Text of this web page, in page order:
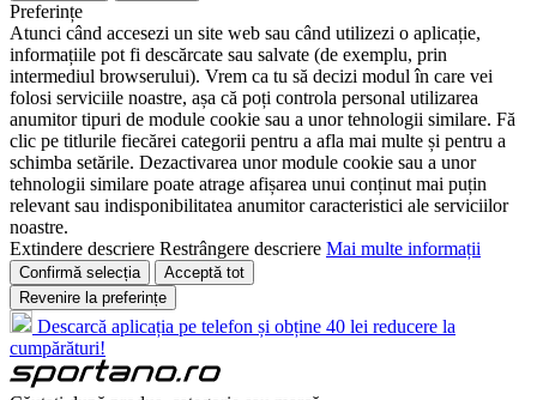
Preferințe
Atunci când accesezi un site web sau când utilizezi o aplicație,
informațiile pot fi descărcate sau salvate (de exemplu, prin
intermediul browserului). Vrem ca tu să decizi modul în care vei
folosi serviciile noastre, așa că poți controla personal utilizarea
anumitor tipuri de module cookie sau a unor tehnologii similare. Fă
clic pe titlurile fiecărei categorii pentru a afla mai multe și pentru a
schimba setările. Dezactivarea unor module cookie sau a unor
tehnologii similare poate atrage afișarea unui conținut mai puțin
relevant sau indisponibilitatea anumitor caracteristici ale serviciilor
noastre.
Extindere descriere Restrângere descriere Mai multe informații
Confirmă selecția
Acceptă tot
Revenire la preferințe
Descarcă aplicația pe telefon și obține 40 lei reducere la
cumpărături!